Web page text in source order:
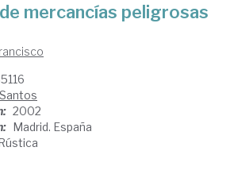
mercancías peligrosas
2002
Madrid. España